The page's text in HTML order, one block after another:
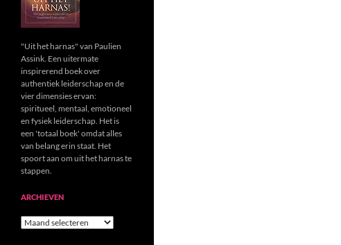
"Uit het harnas" van Paulien
Assink. Een uitermate
inspirerend boek over
authentiek leiderschap en de
vier dimensies ervan:
spiritueel, mentaal, emotioneel
en fysiek leiderschap. Het is
een 'totaal boek' omdat alles
van belang erin staat. Het
spoort aan om uit het harnas te
stappen.
ARCHIEVEN
Archieven